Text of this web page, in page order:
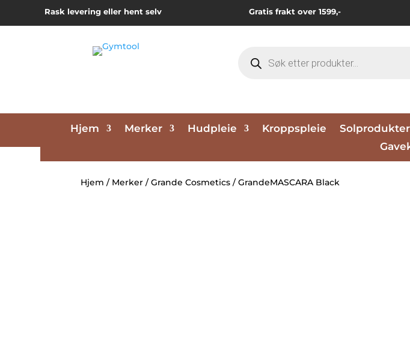
Rask levering eller hent selv Gratis frakt over 1599,-
search
Hjem Merker Hudpleie Kroppspleie Solprodukter
Hjem / Merker /Grande Cosmetics / GrandeMASCARA Black